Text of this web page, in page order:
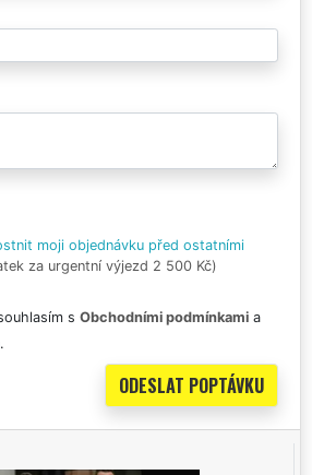
moji objednávku před ostatními
za urgentní výjezd 2 500 Kč)
s Obchodními podmínkami a